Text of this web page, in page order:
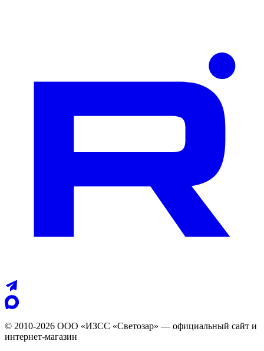
© 2010-2026 ООО «ИЗСС «Светозар» — официальный сайт и
интернет-магазин